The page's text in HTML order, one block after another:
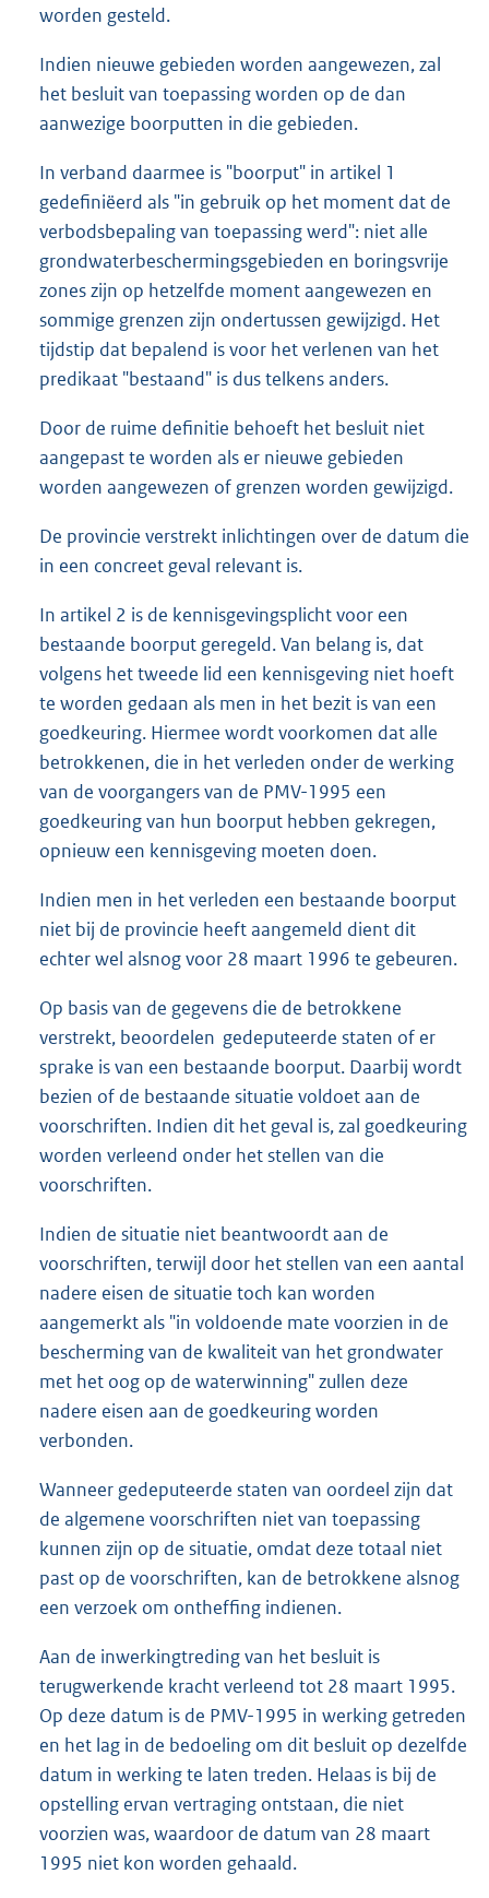
worden gesteld.
Indien nieuwe gebieden worden aangewezen, zal
het besluit van toepassing worden op de dan
aanwezige boorputten in die gebieden.
In verband daarmee is "boorput" in artikel 1
gedefiniëerd als "in gebruik op het moment dat de
verbodsbepaling van toepassing werd": niet alle
grondwaterbeschermingsgebieden en boringsvrije
zones zijn op hetzelfde moment aangewezen en
sommige grenzen zijn ondertussen gewijzigd. Het
tijdstip dat bepalend is voor het verlenen van het
predikaat "bestaand" is dus telkens anders.
Door de ruime definitie behoeft het besluit niet
aangepast te worden als er nieuwe gebieden
worden aangewezen of grenzen worden gewijzigd.
De provincie verstrekt inlichtingen over de datum die
in een concreet geval relevant is.
In artikel 2 is de kennisgevingsplicht voor een
bestaande boorput geregeld. Van belang is, dat
volgens het tweede lid een kennisgeving niet hoeft
te worden gedaan als men in het bezit is van een
goedkeuring. Hiermee wordt voorkomen dat alle
betrokkenen, die in het verleden onder de werking
van de voorgangers van de PMV-1995 een
goedkeuring van hun boorput hebben gekregen,
opnieuw een kennisgeving moeten doen.
Indien men in het verleden een bestaande boorput
niet bij de provincie heeft aangemeld dient dit
echter wel alsnog voor 28 maart 1996 te gebeuren.
Op basis van de gegevens die de betrokkene
verstrekt, beoordelen gedeputeerde staten of er
sprake is van een bestaande boorput. Daarbij wordt
bezien of de bestaande situatie voldoet aan de
voorschriften. Indien dit het geval is, zal goedkeuring
worden verleend onder het stellen van die
voorschriften.
Indien de situatie niet beantwoordt aan de
voorschriften, terwijl door het stellen van een aantal
nadere eisen de situatie toch kan worden
aangemerkt als "in voldoende mate voorzien in de
bescherming van de kwaliteit van het grondwater
met het oog op de waterwinning" zullen deze
nadere eisen aan de goedkeuring worden
verbonden.
Wanneer gedeputeerde staten van oordeel zijn dat
de algemene voorschriften niet van toepassing
kunnen zijn op de situatie, omdat deze totaal niet
past op de voorschriften, kan de betrokkene alsnog
een verzoek om ontheffing indienen.
Aan de inwerkingtreding van het besluit is
terugwerkende kracht verleend tot 28 maart 1995.
Op deze datum is de PMV-1995 in werking getreden
en het lag in de bedoeling om dit besluit op dezelfde
datum in werking te laten treden. Helaas is bij de
opstelling ervan vertraging ontstaan, die niet
voorzien was, waardoor de datum van 28 maart
1995 niet kon worden gehaald.